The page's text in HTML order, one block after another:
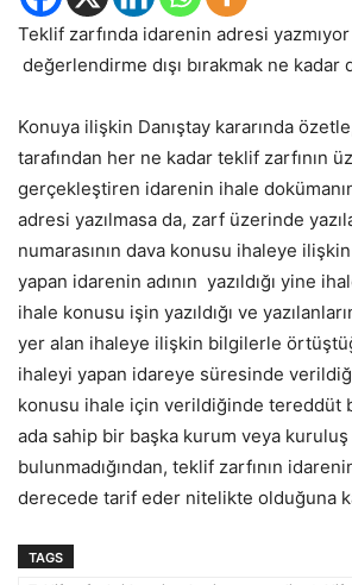
Teklif zarfında idarenin adresi
değerlendirme dışı bırakmak ne kadar
Konuya ilişkin Danıştay kararında
tarafından her ne kadar teklif zarfının
gerçekleştiren idarenin ihale
adresi yazılmasa da, zarf üzerinde
numarasının dava konusu ihaleye
yapan idarenin adının yazıldığı yine
ihale konusu işin yazıldığı ve
yer alan ihaleye ilişkin bilgilerle
ihaleyi yapan idareye süresinde
konusu ihale için verildiğinde tereddüt
ada sahip bir başka kurum veya kuruluş
bulunmadığından, teklif zarfının
derecede tarif eder nitelikte olduğuna
TAGS